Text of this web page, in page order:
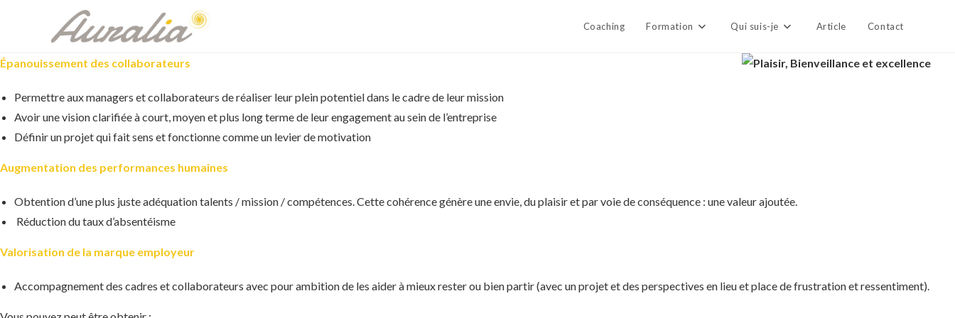
Coaching Formation Qui suis-je Article Contact
Épanouissement des collaborateurs
Permettre aux managers et collaborateurs de réaliser leur plein potentiel dans le cadre de leur mission
Avoir une vision clarifiée à court, moyen et plus long terme de leur engagement au sein de l’entreprise
Définir un projet qui fait sens et fonctionne comme un levier de motivation
Augmentation des performances humaines
Obtention d’une plus juste adéquation talents / mission / compétences. Cette cohérence génère une envie, du plaisir et par voie de conséquence : une valeur ajoutée.
Réduction du taux d’absentéisme
Valorisation de la marque employeur
Accompagnement des cadres et collaborateurs avec pour ambition de les aider à mieux rester ou bien partir (avec un projet et des perspectives en lieu et place de frustration et ressentiment).